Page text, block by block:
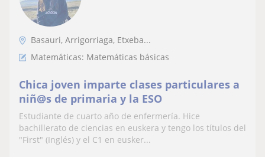
Basauri, Arrigorriaga, Etxeba...
Matemáticas: Matemáticas básicas
Chica joven imparte clases particulares a
niñ@s de primaria y la ESO
Estudiante de cuarto año de enfermería. Hice
bachillerato de ciencias en euskera y tengo los títulos del
"First" (Inglés) y el C1 en eusker...